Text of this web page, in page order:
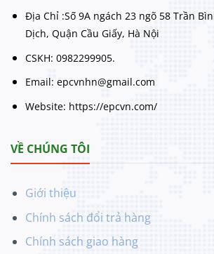
Địa Chỉ :Số 9A ngách 23 ngõ 58 Trần
Dịch, Quận Cầu Giấy, Hà Nội
CSKH: 0982299905.
Email: epcvnhn@gmail.com
Website: https://epcvn.com/
VỀ CHÚNG TÔI
Giới thiệu
Chính sách đổi trả hàng
Chính sách giao hàng